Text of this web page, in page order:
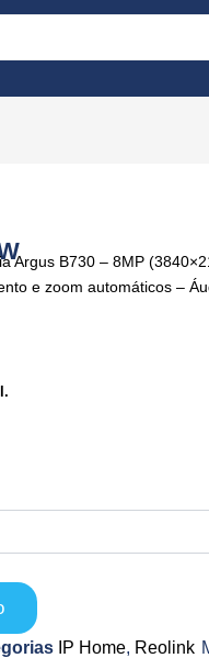
Argus B730 – 8MP
e zoom automáticos –
IP Home, Reolink